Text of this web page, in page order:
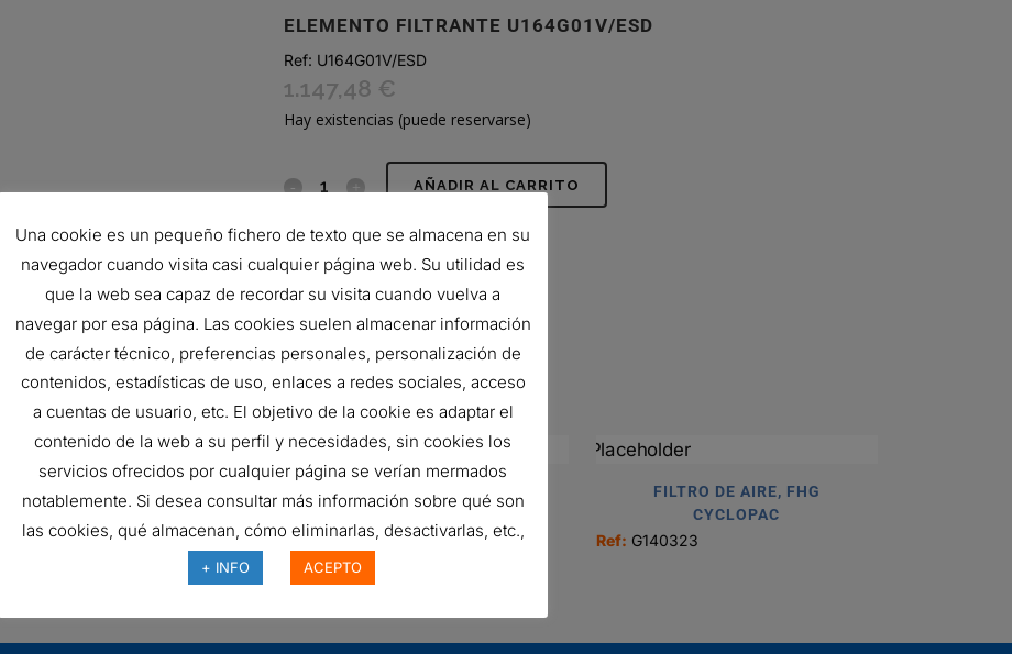
ELEMENTO FILTRANTE U164G01V/ESD
Ref: U164G01V/ESD
1.147,48 €
Hay existencias (puede reservarse)
ELEMENTO
FILTRANTE
U164G01V/ESD
quantity
AÑADIR AL CARRITO
U164G01V/ESD
CATEGORÍA:
Sin categorizar
ENSAMBLE PURIFICADOR DE
269,28€
FILTRO DE AIRE, EPG
RADIALSEAL
Ref:G150144
FILTRO DE AIRE, FHG
CYCLOPAC
Ref: G140323
Una cookie es un pequeño fichero de texto que se almacena en su
navegador cuando visita casi cualquier página web. Su utilidad es
que la web sea capaz de recordar su visita cuando vuelva a
navegar por esa página. Las cookies suelen almacenar información
de carácter técnico, preferencias personales, personalización de
contenidos, estadísticas de uso, enlaces a redes sociales, acceso
a cuentas de usuario, etc. El objetivo de la cookie es adaptar el
contenido de la web a su perfil y necesidades, sin cookies los
servicios ofrecidos por cualquier página se verían mermados
notablemente. Si desea consultar más información sobre qué son
las cookies, qué almacenan, cómo eliminarlas, desactivarlas, etc.,
+ INFO ACEPTO